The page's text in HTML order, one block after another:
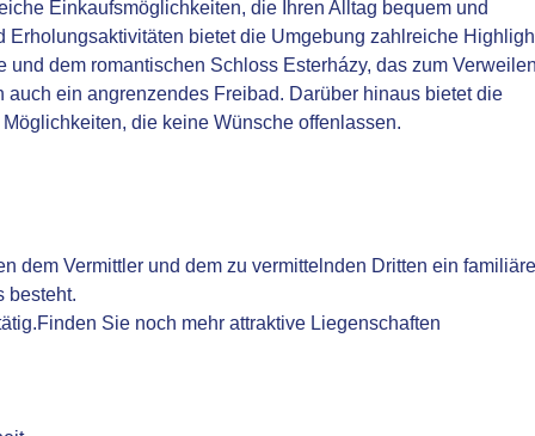
Einkaufsmöglichkeiten, die Ihren Alltag bequem und
Erholungsaktivitäten bietet die Umgebung zahlreiche
dem romantischen Schloss Esterházy, das zum
ein angrenzendes Freibad. Darüber hinaus bietet die
die keine Wünsche offenlassen.
dem Vermittler und dem zu vermittelnden Dritten ein
besteht.
Sie noch mehr attraktive Liegenschaften